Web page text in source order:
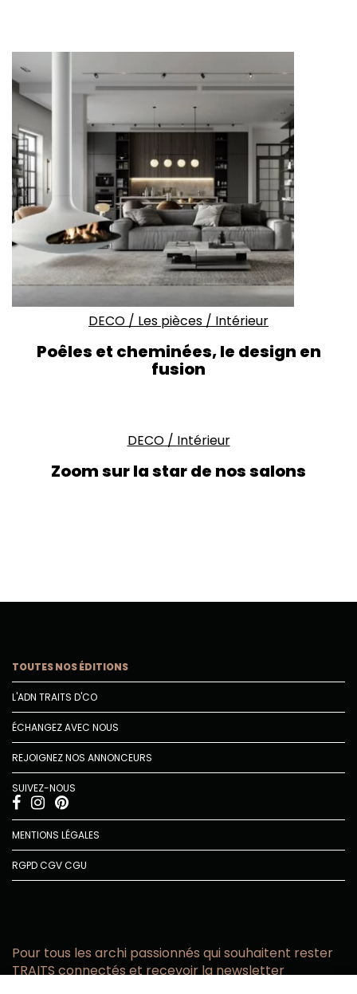
DECO / Les pièces / Intérieur
Poêles et cheminées, le design en
fusion
DECO/ Intérieur
Zoom sur la star de nos salons
TOUTES NOS ÉDITIONS
L'ADN TRAITS D'CO
ÉCHANGEZ AVEC NOUS
REJOIGNEZ NOS ANNONCEURS
SUIVEZ-NOUS
MENTIONS LÉGALES
RGPDCGVCGU
Pour tous les archi passionnés qui souhaitent rester
TRAITS connectés et recevoir la newsletter